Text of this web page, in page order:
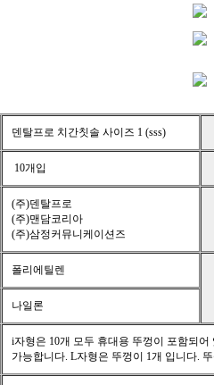
덴탈프로 치간칫솔 사이즈 1 (sss)
10개입
(주)덴탈프로
(주)맨담코리아
(주)삼정커뮤니케이션즈
폴리에틸렌
나일론
i자형은 10개 모두 휴대용 뚜껑이 포함되
가능합니다. L자형은 뚜껑이 1개 입니다.